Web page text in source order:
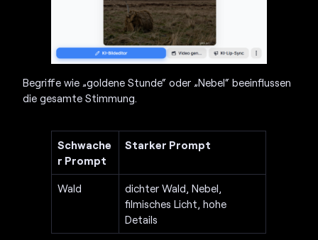
Begriffe wie „goldene Stunde“ oder „Nebel“ beeinflussen
die gesamte Stimmung.
Schwache
r Prompt
Starker Prompt
Wald
dichter Wald, Nebel,
filmisches Licht, hohe
Details